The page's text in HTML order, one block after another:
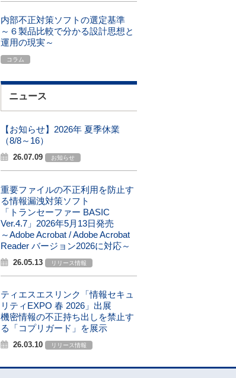
内部不正対策ソフトの選定基準
～６製品比較で分かる設計思想と
運用の現実～
コラム
ニュース
【お知らせ】2026年 夏季休業
（8/8～16）
26.07.09 お知らせ
重要ファイルの不正利用を防止す
る情報漏洩対策ソフト
「トランセーファー BASIC
Ver.4.7」2026年5月13日発売
～Adobe Acrobat / Adobe Acrobat
Reader バージョン2026に対応～
26.05.13 リリース情報
ティエスエスリンク「情報セキュ
リティEXPO 春 2026」出展
機密情報の不正持ち出しを禁止す
る「コプリガード」を展示
26.03.10 リリース情報